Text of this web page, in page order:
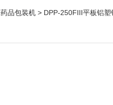
药品包装机 > DPP-250FIII平板铝塑